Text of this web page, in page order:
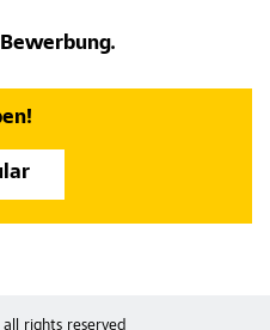
rights reserved